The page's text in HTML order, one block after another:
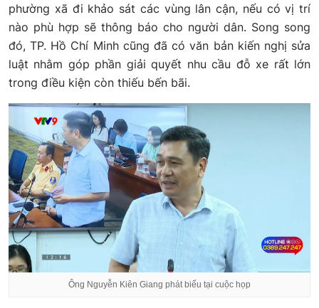
phường xã đi khảo sát các vùng lân cận, nếu có vị trí
nào phù hợp sẽ thông báo cho người dân. Song song
đó, TP. Hồ Chí Minh cũng đã có văn bản kiến nghị sửa
luật nhằm góp phần giải quyết nhu cầu đỗ xe rất lớn
trong điều kiện còn thiếu bến bãi.
Ông Nguyễn Kiên Giang phát biểu tại cuộc họp